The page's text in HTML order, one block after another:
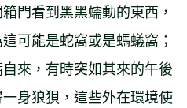
門看到黑黑蠕動的東西，
可能是蛇窩或是螞蟻窩；
來，有時突如其來的午後
身狼狽，這些外在環境使